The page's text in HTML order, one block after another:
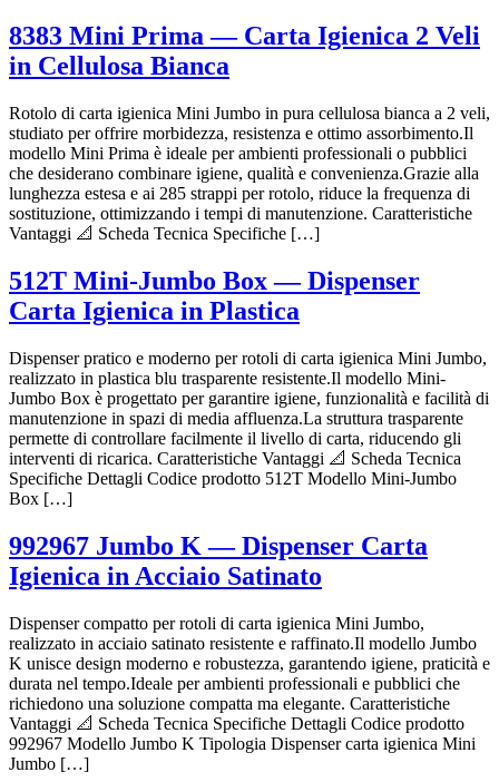
8383 Mini Prima — Carta Igienica 2 Veli
in Cellulosa Bianca
Rotolo di carta igienica Mini Jumbo in pura cellulosa bianca a 2 veli,
studiato per offrire morbidezza, resistenza e ottimo assorbimento.Il
modello Mini Prima è ideale per ambienti professionali o pubblici
che desiderano combinare igiene, qualità e convenienza.Grazie alla
lunghezza estesa e ai 285 strappi per rotolo, riduce la frequenza di
sostituzione, ottimizzando i tempi di manutenzione. Caratteristiche
Vantaggi 📐 Scheda Tecnica Specifiche […]
512T Mini-Jumbo Box — Dispenser
Carta Igienica in Plastica
Dispenser pratico e moderno per rotoli di carta igienica Mini Jumbo,
realizzato in plastica blu trasparente resistente.Il modello Mini-
Jumbo Box è progettato per garantire igiene, funzionalità e facilità di
manutenzione in spazi di media affluenza.La struttura trasparente
permette di controllare facilmente il livello di carta, riducendo gli
interventi di ricarica. Caratteristiche Vantaggi 📐 Scheda Tecnica
Specifiche Dettagli Codice prodotto 512T Modello Mini-Jumbo
Box […]
992967 Jumbo K — Dispenser Carta
Igienica in Acciaio Satinato
Dispenser compatto per rotoli di carta igienica Mini Jumbo,
realizzato in acciaio satinato resistente e raffinato.Il modello Jumbo
K unisce design moderno e robustezza, garantendo igiene, praticità e
durata nel tempo.Ideale per ambienti professionali e pubblici che
richiedono una soluzione compatta ma elegante. Caratteristiche
Vantaggi 📐 Scheda Tecnica Specifiche Dettagli Codice prodotto
992967 Modello Jumbo K Tipologia Dispenser carta igienica Mini
Jumbo […]